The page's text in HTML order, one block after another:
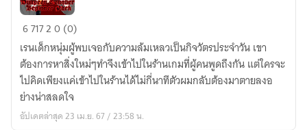
(Dungeon
Conquer
Beginner
Pack)แพ็
คมือ
ใหม่
พิชิต
671720 (0)
เรนเด็กหนุ่มผู้พบเจอกับความล้มเหลวเป็นกิจวัตรประจําวัน เขา
ต้องการหาสิ่งใหม่ๆทำจึงเข้าไปในร้านเกมที่ผู้คนพูดถึงกัน แต่ใครจะ
ไปคิดเพียงแค่เข้าไปในร้านได้ไม่กี่นาทีตัวผมกลับต้องมาตายลงอ
ย่างน่าสลดใจ
อัปเดตล่าสุด 23 เม.ย. 67 / 23:58 น.